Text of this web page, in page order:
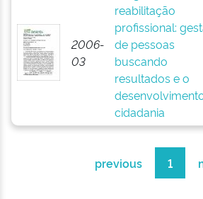
2006-
03
reabilitação
profissional:
de pessoas
buscando
resultados e o
cidadania
previous 1